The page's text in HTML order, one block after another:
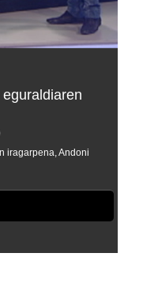
iragarpena, Andoni